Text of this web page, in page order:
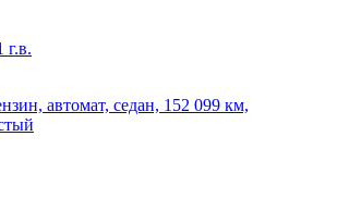
г.в.
автомат, седан, 152 099 км,